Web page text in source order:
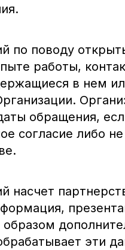
по поводу
работы,
в нем
обращения,
согласие либо
насчет
эти